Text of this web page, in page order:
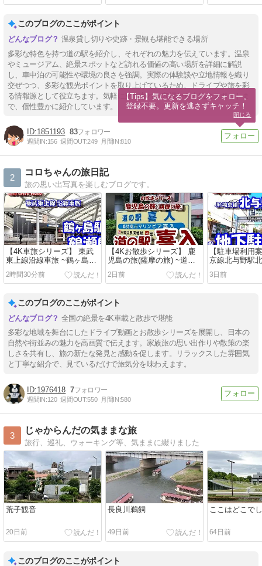
このブログのここがポイント
温泉貸し切りや史跡・景観も堪能できる場所
多彩な特色を持つ道の駅を紹介し、それぞれの魅力を伝えています。温泉
やミュージアム、絶景スポットなど訪れる価値の高い場所を詳細に解説
し、車中泊の可能性や環境の良さを強調。実際の体験談や立地情報を織り
交ぜつつ、多彩な観光ポイントを取り上げているため、ドライブや旅を彩
る情報源として役立ちます。気軽に立ち寄れる穴場から人気のスポットま
で、個性豊かに紹介しています。
1851193 83
週間IN:156 週間OUT:249 月間IN:810
2
コロちゃんの旅日記
旅の思い出写真を楽しむブログです。
【4K車旅シリーズ】 東武
東上線沿線車旅 ~鶴ヶ島駅
から 鶴瀬駅~
2時間30分前
【4Kお散歩シリーズ】 鹿
児島の旅(薩摩の旅) ~道の
駅 喜入~
2日前
【駐車場利用
京線北与野駅
下駐車場~
3日前
このブログのここがポイント
全国の絶景を4K車載と散歩で堪能
多彩な地域を舞台にしたドライブ動画とお散歩シリーズを展開し、日本の
自然や街並みの魅力を高画質で伝えます。家族旅の思い出作りや散策の楽
しさを共有し、旅の新たな発見と感動を促します。リラックスした雰囲気
と丁寧な紹介で、見ているだけで旅気分を味わえます。
1976418 7
週間IN:120 週間OUT:550 月間IN:580
3
じゃからんだの気ままな旅
旅行、巡礼、ウォーキング等、気ままに綴りました
荒子観音
20日前
長良川鵜飼
49日前
ここはどこで
64日前
このブログのここがポイント
【Tips】気になるブログをフォロー。
登録不要。更新を逃さずキャッチ！
閉じる